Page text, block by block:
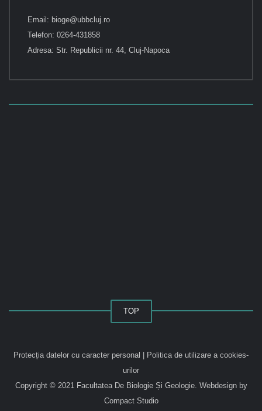
Email: bioge@ubbcluj.ro
Telefon: 0264-431858
Adresa: Str. Republicii nr. 44, Cluj-Napoca
TOP
Protecția datelor cu caracter personal
Politica de utilizare a cookies-
urilor
Copyright © 2021 Facultatea De Biologie Și Geologie. Webdesign by
Compact Studio